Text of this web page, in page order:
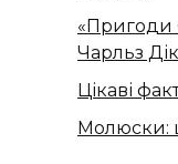
«Пригоди
Чарльз
Цікаві
Молюски: